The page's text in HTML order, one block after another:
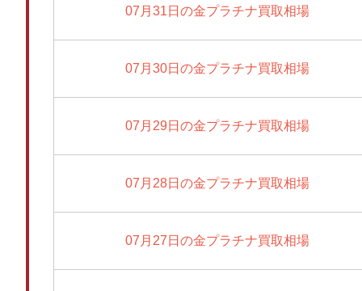
07月31日の金プラチナ買取相場
07月30日の金プラチナ買取相場
07月29日の金プラチナ買取相場
07月28日の金プラチナ買取相場
07月27日の金プラチナ買取相場